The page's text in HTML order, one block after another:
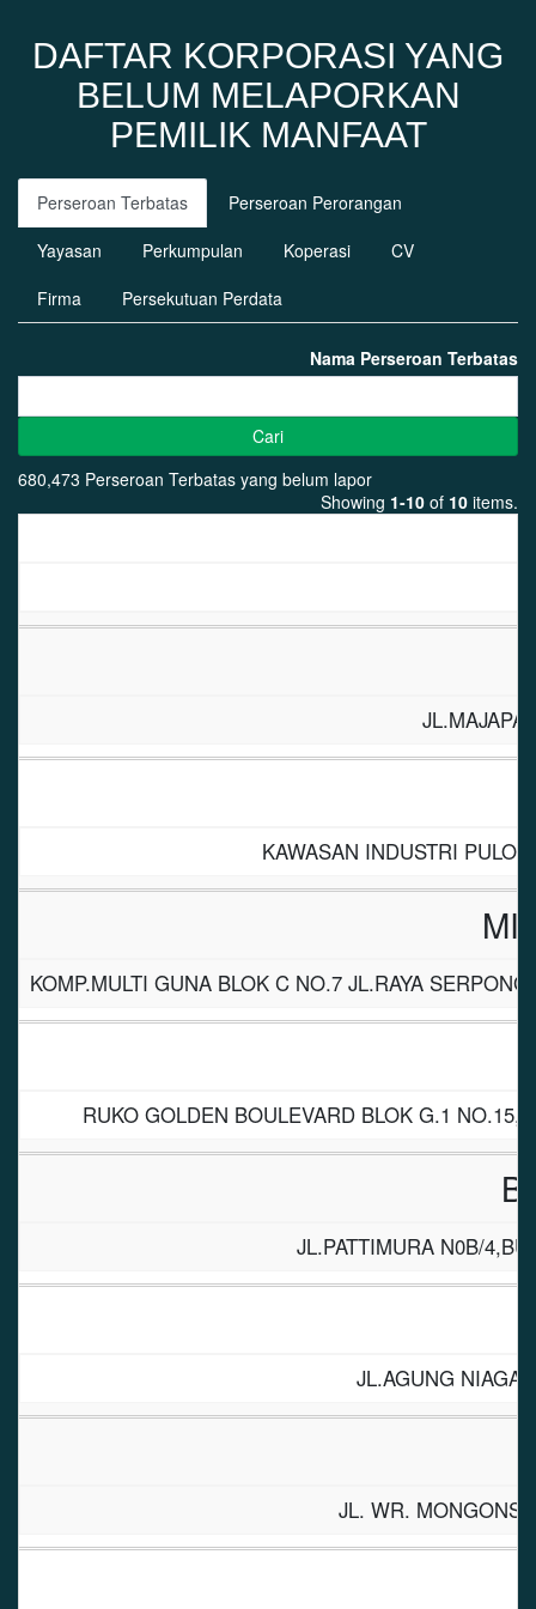
DAFTAR KORPORASI YANG
BELUM MELAPORKAN
PEMILIK MANFAAT
Perseroan Terbatas
Perseroan Perorangan
Yayasan
Perkumpulan Koperasi
CV
Firma
Persekutuan Perdata
Nama Perseroan Terbatas
Cari
680,473 Perseroan Terbatas yang belum lapor
Showing 1-10 of 10 items.
KAWASAN INDUSTRI
KOMP.MULTI GUNA BLOK C NO.7 JL.RAYA
RUKO GOLDEN BOULEVARD BLOK G.1 NO.15,
JL.PATTIMURA N0B/
JL.AGUNG NIAGA
JL. WR.